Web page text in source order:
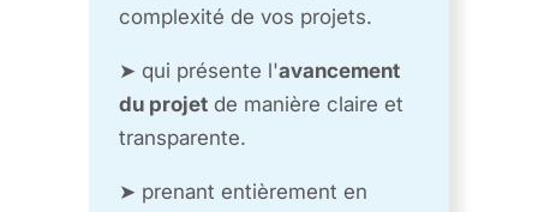
complexité de vos projets.
➤ qui présente l'avancement
du projet de manière claire et
transparente.
➤ prenant entièrement en